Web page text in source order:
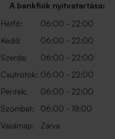
A bankfiók nyitvatartása:
Hétfő:
06:00 - 22:00
Kedd:
06:00 - 22:00
Szerda:
06:00 - 22:00
Csütrötök: 06:00 - 22:00
Péntek:
06:00 - 22:00
Szombat:
06:00 - 18:00
Vasárnap:
Zárva